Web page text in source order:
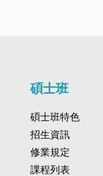
碩士班
碩士班特色
招生資訊
修業規定
課程列表